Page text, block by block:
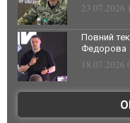
23.07.2026
Повний
Федорова
18.07.2026